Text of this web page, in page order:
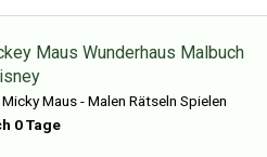
Maus Wunderhaus Malbuch
Micky Maus - Malen Rätseln Spielen
0 Tage